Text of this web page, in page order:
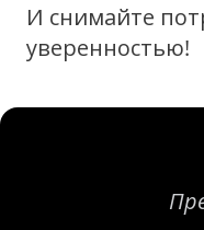
И снимайте
уверенностью!